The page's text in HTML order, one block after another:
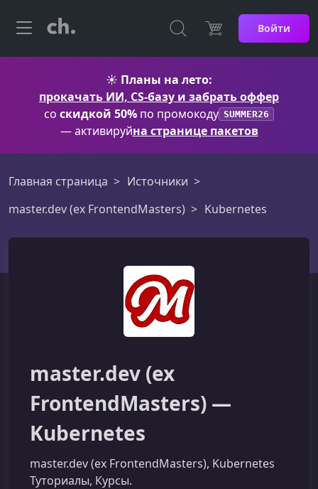
Войти
☀️ Планы на лето:
прокачать ИИ, CS-базу и забрать оффер
со скидкой 50% по промокоду SUMMER26
— активируйна странице пакетов
Главная страница
Источники
master.dev (ex FrontendMasters)
Kubernetes
master.dev (ex
FrontendMasters) —
Kubernetes
master.dev (ex FrontendMasters), Kubernetes
Туториалы, Курсы.